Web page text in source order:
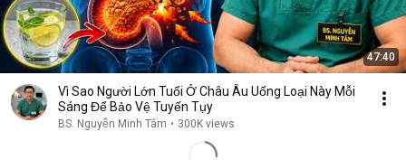
47:40
Vì Sao Người Lớn Tuổi Ở Châu Âu Uống Loại Này Mỗi
Sáng Để Bảo Vệ Tuyến Tụy
BS. Nguyễn Minh Tâm • 300K views